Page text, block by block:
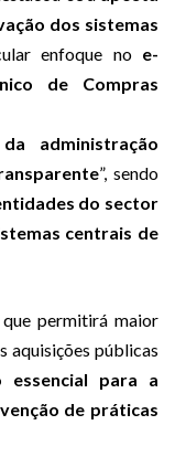
dos sistemas
enfoque no e-
de Compras
administração
”, sendo
do sector
centrais de
permitirá maior
aquisições públicas
essencial para a
de práticas